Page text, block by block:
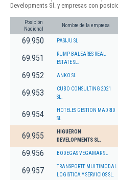
Developments Sl. y empresas con
Posición
Nacional
Nombre de la empresa
69.950 PASIJU SL
69.951
RUMP BALEARES REAL
ESTATE SL.
69.952 ANKO SL
69.953
CUBO CONSULTING 2021
SL.
69.954
HOTELES GESTION MADRID
SL
69.955
HIGUERON
DEVELOPMENTS SL.
69.956 BODEGAS VEGAMAR SL
69.957
TRANSPORTE MULTIMODAL
LOGISTICA Y SERVICIOS SL.